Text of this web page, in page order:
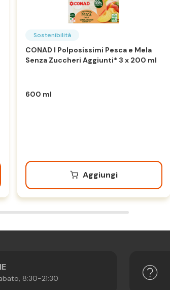
Sostenibilità
CONAD I Polposissimi Pesca e Mela
Senza Zuccheri Aggiunti* 3 x 200 ml
600 ml
Aggiungi
8:30-21:30